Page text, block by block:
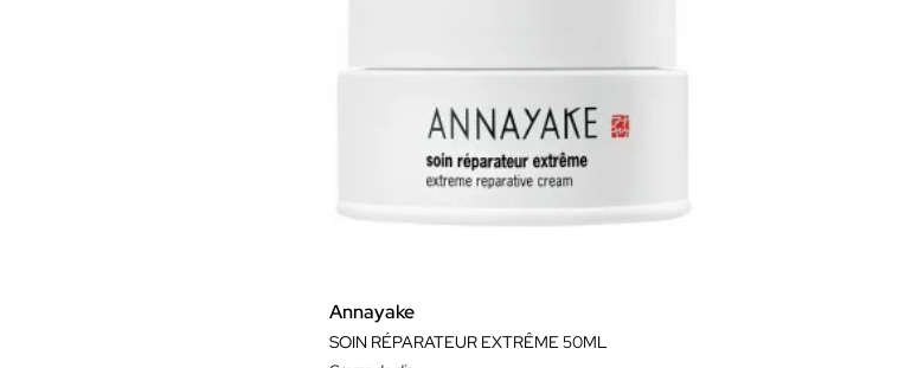
Annayake
SOIN RÉPARATEUR EXTRÊME 50ML